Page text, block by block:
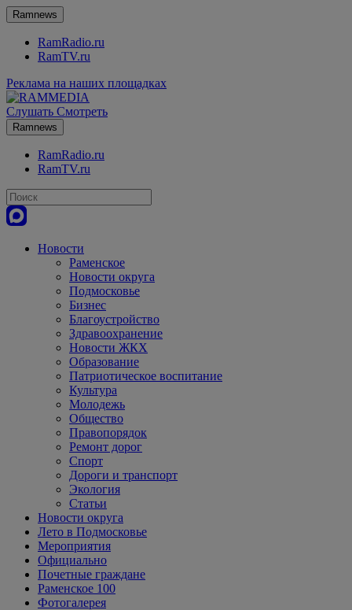
Ramnews
RamRadio.ru
RamTV.ru
Реклама на наших площадках
Слушать Смотреть
Ramnews
RamRadio.ru
RamTV.ru
Новости
Раменское
Новости округа
Подмосковье
Бизнес
Благоустройство
Здравоохранение
Новости ЖКХ
Образование
Патриотическое воспитание
Культура
Молодежь
Общество
Правопорядок
Ремонт дорог
Спорт
Дороги и транспорт
Экология
Статьи
Новости округа
Лето в Подмосковье
Мероприятия
Официально
Почетные граждане
Раменское 100
Фотогалерея